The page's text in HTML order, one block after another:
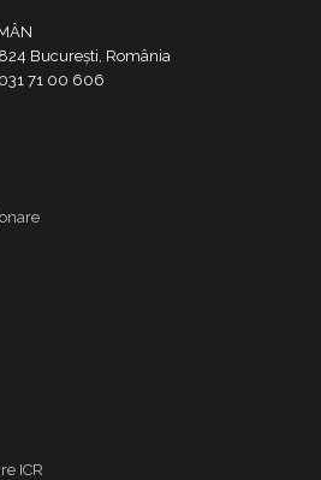
București, România
031 71 00 606
ICR